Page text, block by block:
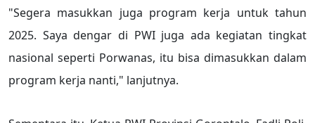
"Segera masukkan juga program kerja untuk tahun
2025. Saya dengar di PWI juga ada kegiatan tingkat
nasional seperti Porwanas, itu bisa dimasukkan dalam
program kerja nanti," lanjutnya.